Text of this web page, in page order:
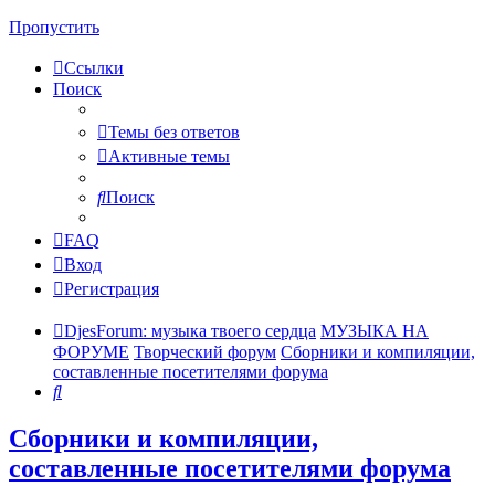
Пропустить
Ссылки
Поиск
Темы без ответов
Активные темы
Поиск
FAQ
Вход
Регистрация
DjesForum: музыка твоего сердца МУЗЫКА НА
ФОРУМЕ Творческий форум Сборники и компиляции,
составленные посетителями форума
Поиск
Сборники и компиляции,
составленные посетителями форума